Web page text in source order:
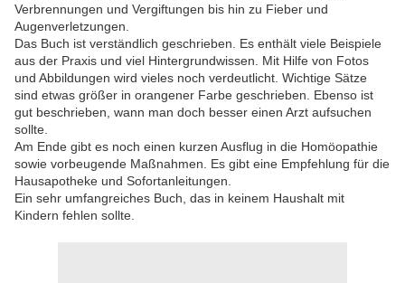
Verbrennungen und Vergiftungen bis hin zu Fieber und
Augenverletzungen.
Das Buch ist verständlich geschrieben. Es enthält viele Beispiele
aus der Praxis und viel Hintergrundwissen. Mit Hilfe von Fotos
und Abbildungen wird vieles noch verdeutlicht. Wichtige Sätze
sind etwas größer in orangener Farbe geschrieben. Ebenso ist
gut beschrieben, wann man doch besser einen Arzt aufsuchen
sollte.
Am Ende gibt es noch einen kurzen Ausflug in die Homöopathie
sowie vorbeugende Maßnahmen. Es gibt eine Empfehlung für die
Hausapotheke und Sofortanleitungen.
Ein sehr umfangreiches Buch, das in keinem Haushalt mit
Kindern fehlen sollte.